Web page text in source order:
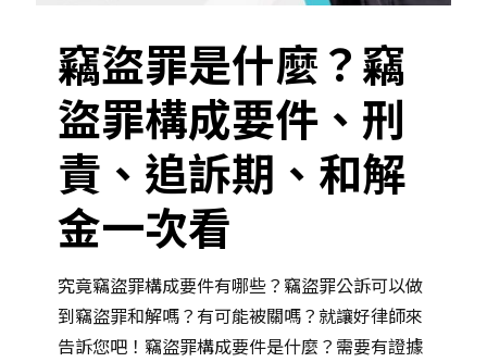
竊盜罪是什麼？竊
盜罪構成要件、刑
責、追訴期、和解
金一次看
究竟竊盜罪構成要件有哪些？竊盜罪公訴可以做
到竊盜罪和解嗎？有可能被關嗎？就讓好律師來
告訴您吧！竊盜罪構成要件是什麼？需要有證據